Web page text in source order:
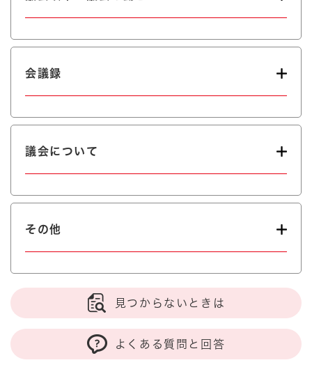
会議録
議会について
その他
見つからないときは
よくある質問と回答